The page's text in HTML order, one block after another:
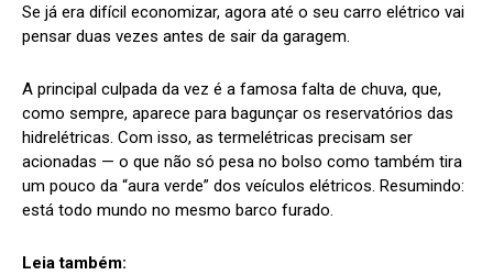
Se já era difícil economizar, agora até o seu carro elétrico vai
pensar duas vezes antes de sair da garagem.
A principal culpada da vez é a famosa falta de chuva, que,
como sempre, aparece para bagunçar os reservatórios das
hidrelétricas. Com isso, as termelétricas precisam ser
acionadas — o que não só pesa no bolso como também tira
um pouco da “aura verde” dos veículos elétricos. Resumindo:
está todo mundo no mesmo barco furado.
Leia também: